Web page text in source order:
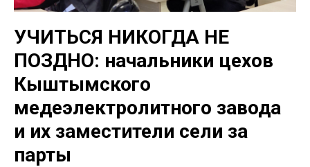
УЧИТЬСЯ НИКОГДА НЕ
ПОЗДНО: начальники цехов
Кыштымского
медеэлектролитного завода
и их заместители сели за
парты